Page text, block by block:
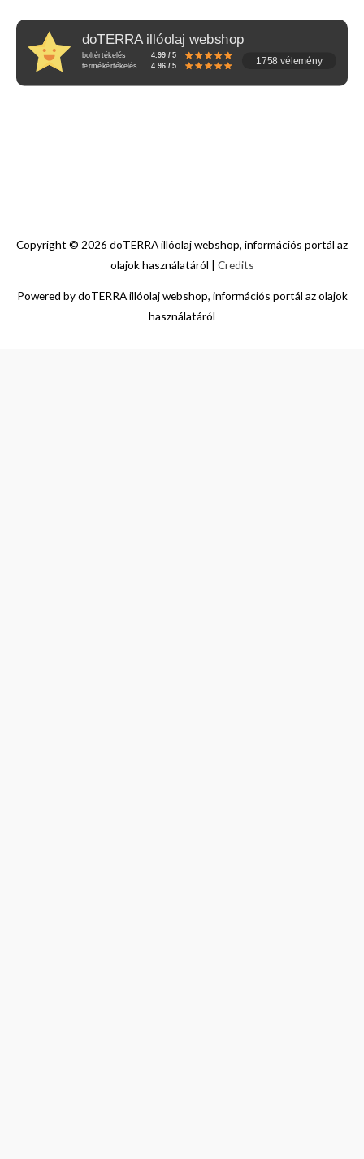
doTERRA illóolaj webshop
boltértékelés
4.99 / 5
termékértékelés
4.96 / 5 1758 vélemény
Copyright © 2026 doTERRA illóolaj webshop, információs portál az
olajok használatáról | Credits
Powered bydoTERRA illóolaj webshop, információs portál az olajok
használatáról